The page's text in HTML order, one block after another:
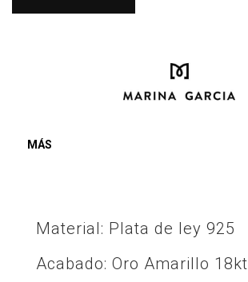
MÁS
Material: Plata de ley 925
Acabado: Oro Amarillo 18kt